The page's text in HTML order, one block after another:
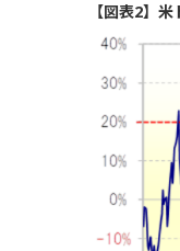
【図表2】